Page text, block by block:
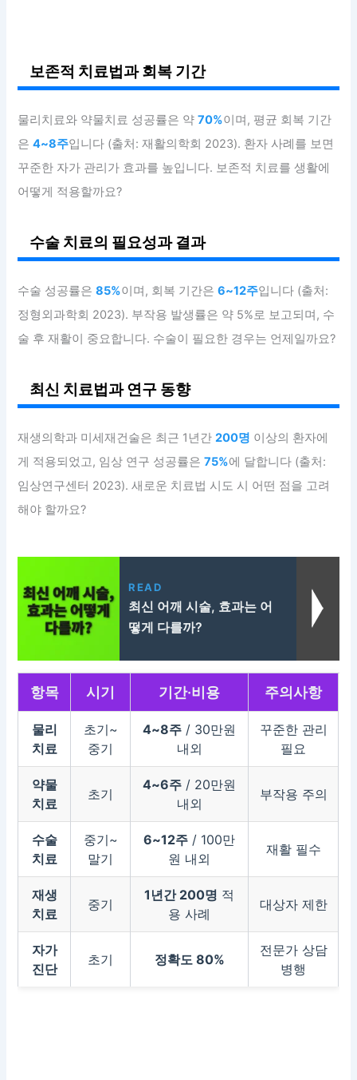
보존적 치료법과 회복 기간
물리치료와 약물치료 성공률은 약70%이며, 평균 회복 기간
은4~8주입니다 (출처: 재활의학회 2023). 환자 사례를 보면
꾸준한 자가 관리가 효과를 높입니다. 보존적 치료를 생활에
어떻게 적용할까요?
수술 치료의 필요성과 결과
수술 성공률은85%이며, 회복 기간은6~12주입니다 (출처:
정형외과학회 2023). 부작용 발생률은 약 5%로 보고되며, 수
술 후 재활이 중요합니다. 수술이 필요한 경우는 언제일까요?
최신 치료법과 연구 동향
재생의학과 미세재건술은 최근 1년간200명 이상의 환자에
게 적용되었고, 임상 연구 성공률은75%에 달합니다 (출처:
임상연구센터 2023). 새로운 치료법 시도 시 어떤 점을 고려
해야 할까요?
READ
최신 어깨 시술, 효과는 어
떻게 다를까?
항목 시기 기간·비용 주의사항
물리
치료
초기~
중기
4~8주 / 30만원
내외
꾸준한 관리
필요
약물
치료
초기
4~6주 / 20만원
내외
부작용 주의
수술
치료
중기~
말기
6~12주 / 100만
원 내외
재활 필수
재생
치료
중기
1년간 200명 적
용 사례
대상자 제한
자가
진단
초기 정확도 80%
전문가 상담
병행